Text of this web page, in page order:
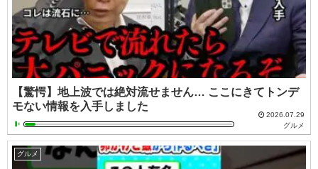
【驚愕】地上波では絶対流せません… ここにきてトンデ
モない情報を入手しました
2026.07.29
グルメ
グルメ